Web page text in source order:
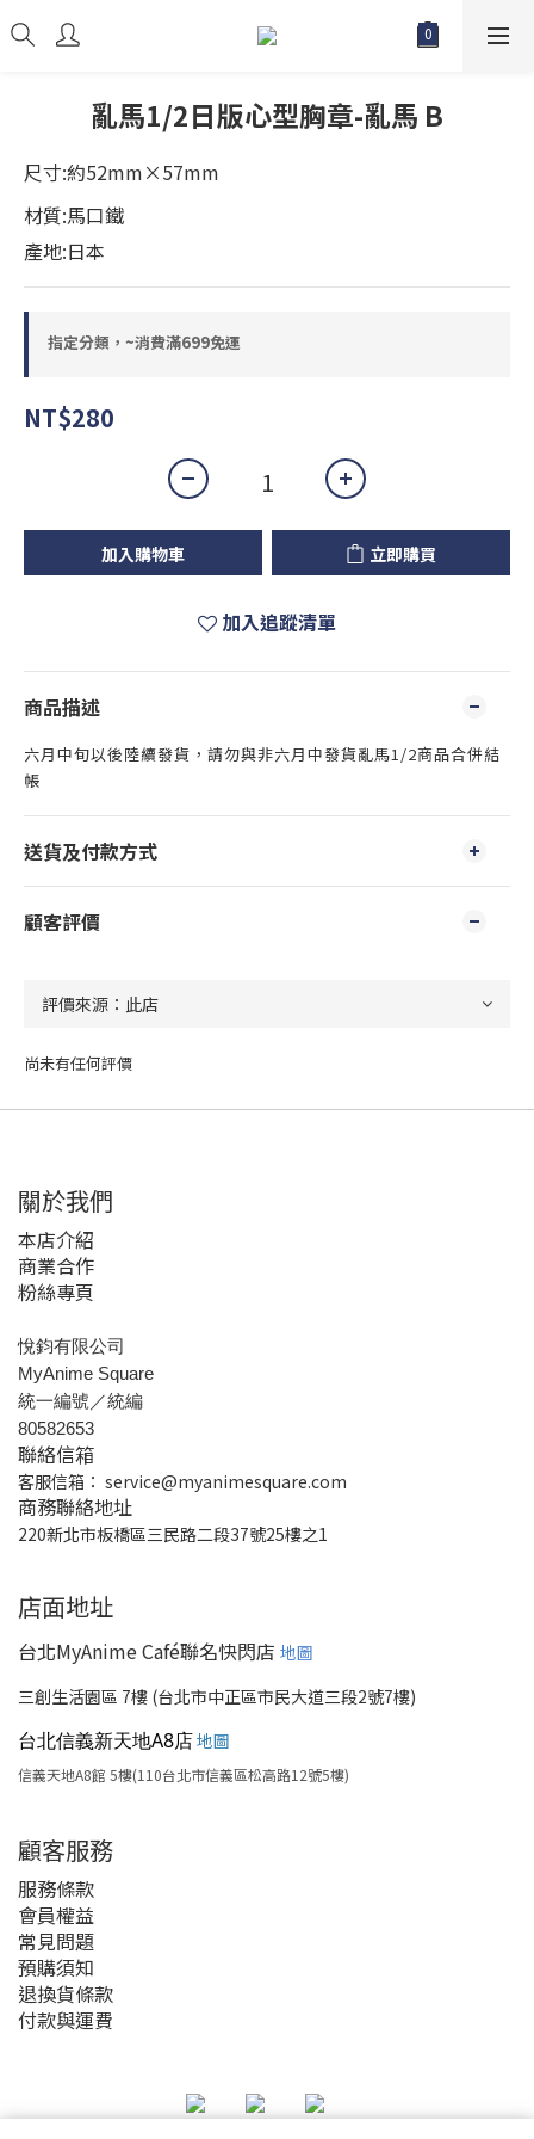
亂馬1/2日版心型胸章-亂馬 B
尺寸:約52mm×57mm
材質:馬口鐵
產地:日本
指定分類，~消費滿699免運
NT$280
加入購物車 立即購買
加入追蹤清單
商品描述
六月中旬以後陸續發貨，請勿與非六月中發貨亂馬1/2商品合併結
帳
送貨及付款方式
顧客評價
尚未有任何評價
關於我們
本店介紹
商業合作
粉絲專頁
悅鈞有限公司
MyAnime Square
統一編號／統編
80582653
聯絡信箱
客服信箱： service@myanimesquare.com
商務聯絡地址
220新北市板橋區三民路二段37號25樓之1
店面地址
台北MyAnime Café聯名快閃店 地圖
三創生活園區 7樓 (台北市中正區市民大道三段2號7樓)
台北信義新天地A8店地圖
信義天地A8館 5樓(110台北市信義區松高路12號5樓)
顧客服務
服務條款
會員權益
常見問題
預購須知
退換貨條款
付款與運費